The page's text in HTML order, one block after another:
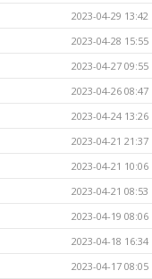
2023-04-29 13:42
2023-04-28 15:55
2023-04-27 09:55
2023-04-26 08:47
2023-04-24 13:26
2023-04-21 21:37
2023-04-21 10:06
2023-04-21 08:53
2023-04-19 08:06
2023-04-18 16:34
2023-04-17 08:05